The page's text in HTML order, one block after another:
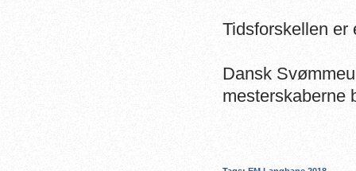
Tidsforskellen er
Dansk
mesterskaberne